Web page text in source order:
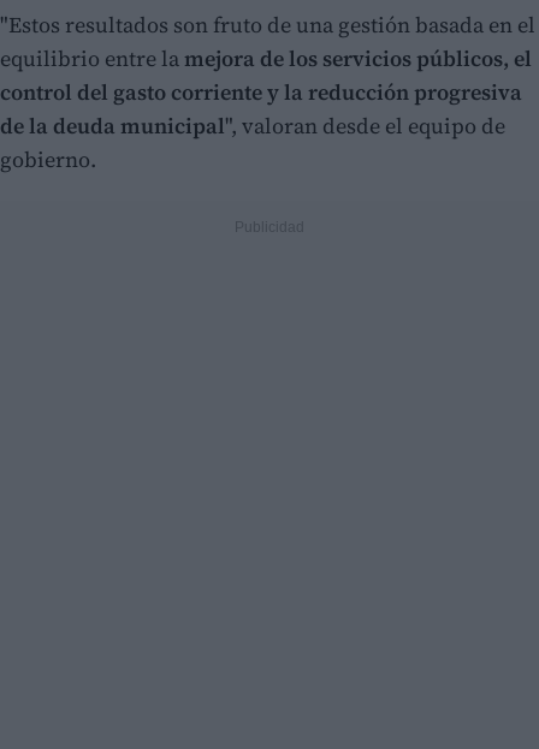
"Estos resultados son fruto de una gestión basada en el
equilibrio entre lamejora de los servicios públicos, el
control del gasto corriente y la reducción progresiva
de la deuda municipal", valoran desde el equipo de
gobierno.